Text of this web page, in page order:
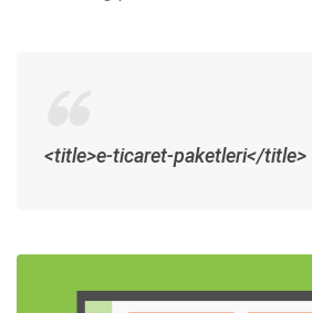
<title>e-ticaret-paketleri</title>